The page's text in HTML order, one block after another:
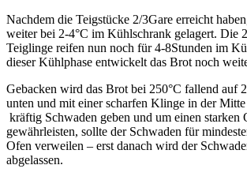
Nachdem die Teigstücke 2/3Gare erreicht
weiter bei 2-4°C im Kühlschrank gelagert. Die
Teiglinge reifen nun noch für 4-8Stunden im
dieser Kühlphase entwickelt das Brot noch
Gebacken wird das Brot bei 250°C fallend auf
unten und mit einer scharfen Klinge in der
kräftig Schwaden geben und um einen starken
gewährleisten, sollte der Schwaden für
Ofen verweilen – erst danach wird der
abgelassen.